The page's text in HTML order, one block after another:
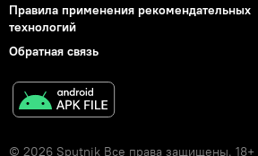
Правила применения рекомендательных
технологий
Обратная связь
© 2026 Sputnik Все права защищены. 18+